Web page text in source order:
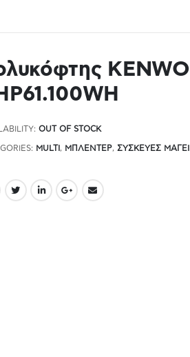
OUT OF STOCK
MULTI, ΜΠΛΈΝΤΕΡ, ΣΥΣΚΕΥΈΣ